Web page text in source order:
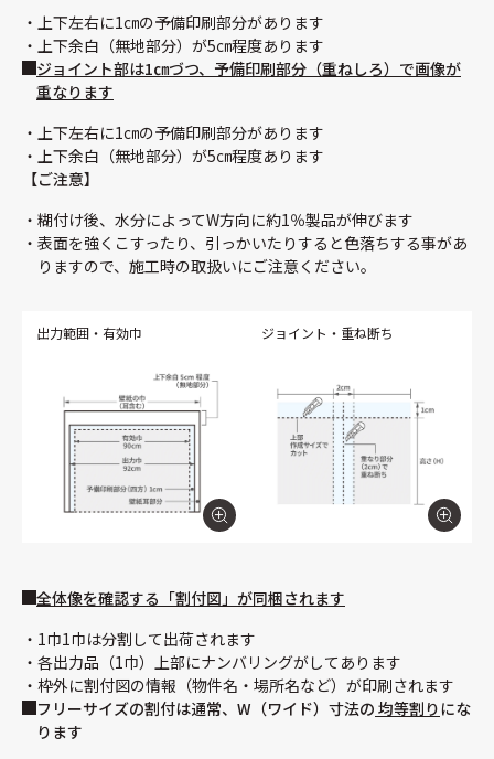
上下左右に1㎝の予備印刷部分があります
上下余白（無地部分）が5㎝程度あります
ジョイント部は1㎝づつ、予備印刷部分（重ねしろ）で画像が
重なります
上下左右に1㎝の予備印刷部分があります
上下余白（無地部分）が5㎝程度あります
【ご注意】
糊付け後、水分によってW方向に約1％製品が伸びます
表面を強くこすったり、引っかいたりすると色落ちする事があ
りますので、施工時の取扱いにご注意ください。
出力範囲・有効巾 ジョイント・重ね断ち
全体像を確認する「割付図」が同梱されます
1巾1巾は分割して出荷されます
各出力品（1巾）上部にナンバリングがしてあります
枠外に割付図の情報（物件名・場所名など）が印刷されます
フリーサイズの割付は通常、W（ワイド）寸法の 均等割りにな
ります